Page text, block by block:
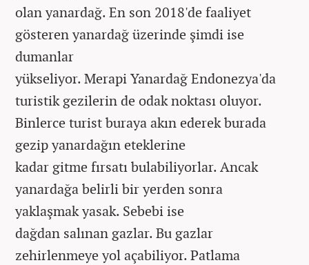
olan yanardağ. En son 2018'de faaliyet
gösteren yanardağ üzerinde şimdi ise
dumanlar
yükseliyor. Merapi Yanardağ Endonezya'da
turistik gezilerin de odak noktası oluyor.
Binlerce turist buraya akın ederek burada
gezip yanardağın eteklerine
kadar gitme fırsatı bulabiliyorlar. Ancak
yanardağa belirli bir yerden sonra
yaklaşmak yasak. Sebebi ise
dağdan salınan gazlar. Bu gazlar
zehirlenmeye yol açabiliyor. Patlama